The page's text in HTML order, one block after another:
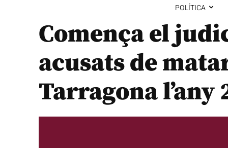
POLÍTICA
Comença el
acusats de
Tarragona l’any